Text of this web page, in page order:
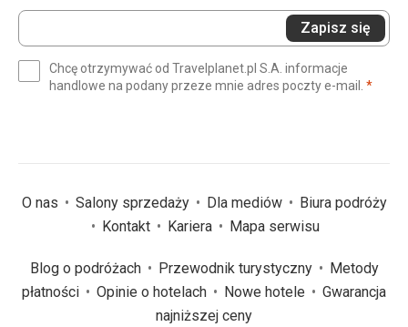
Wprowadź
swój
(wymagane)
Zapisz się
Chcę otrzymywać od Travelplanet.pl S.A. informacje
handlowe na podany przeze mnie adres poczty e-mail. *
O nas Salony sprzedaży Dla mediów
Biura podróży
Kontakt
Kariera Mapa serwisu
Blog o podróżach Przewodnik turystyczny
Metody
płatności
Opinie o hotelach Nowe hotele
Gwarancja
najniższej ceny